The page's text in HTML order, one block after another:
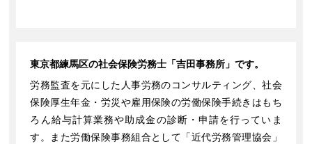
東京都練馬区の社会保険労務士「吉田事務所」です。
労務監査を元にした人事労務のコンサルティング、社会
保険厚生年金・労災や雇用保険の労働保険手続きはもち
ろん給与計算業務や助成金の診断・申請を行っていま
す。また労働保険事務組合として「近代労務管理協会」